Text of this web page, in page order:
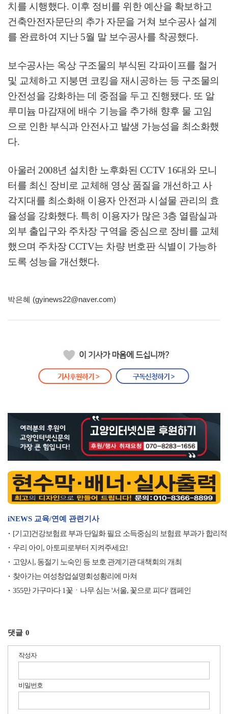
치를 시행했다. 이후 정비를 위한 예산을 확보하고
건축안전자문단의 추가 자문을 거쳐 보수공사 설계
를 완료하여 지난 5월 말 보수공사를 착공했다.
보수공사는 옥상 구조물의 부식된 각파이프를 철거
및 교체하고 지붕면 코킹을 재시공하는 등 구조물의
안전성을 강화하는 데 중점을 두고 진행됐다. 또 알
루미늄 마감재에 배수 기능을 추가해 향후 물 고임
으로 인한 부식과 안전사고 발생 가능성을 최소화했
다.
아울러 2008년 설치한 노후화된 CCTV 16대와 모니
터를 최신 장비로 교체해 영상 품질을 개선하고 사
각지대를 최소화해 이용자 안전과 시설물 관리의 효
율성을 강화했다. 특히 이용자가 많은 3층 열람실과
외부 출입구와 주차장 구역을 중심으로 장비를 교체
했으며 주차장CCTV는 차량 번호판 식별이 가능하
도록 성능을 개선했다.
박은혜 (gyinews22@naver.com)
iNEWS 교육/연예 관련기사
[기고]건강보험료 부과 단일화 필요 소득중심의 보험료 부과가 합리적
우리 아이, 아토피로부터 지켜주세요!
고양시, 동절기 노숙인 등 보호 관계기관 대책회의 개최
찾아가는 여성창업설명회성황리에 마쳐
355만 가구마다 1꽃ㆍ나무 심는 '서울, 꽃으로 피다' 캠페인
댓글 0
작성자
비밀번호